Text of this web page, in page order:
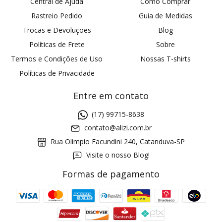
Rastreio Pedido
Trocas e Devoluções
Políticas de Frete
Termos e Condições de Uso
Políticas de Privacidade
Guia de Medidas
Blog
Sobre
Nossas T-shirts
Entre em contato
(17) 99715-8638
contato@alizi.com.br
Rua Olimpio Facundini 240, Catanduva-SP
Visite o nosso Blog!
Formas de pagamento
Cupom 1a compra: GANHE5